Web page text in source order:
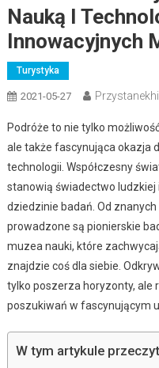
Nauką I
Innowacyjnych
Turystyka
2021-05-27
Podróże to nie tylko
ale także fascynująca okazja
technologii. Współczesny
stanowią świadectwo ludzkiej
dziedzinie badań. Od znanych
prowadzone są pionierskie
muzea nauki, które
znajdzie coś dla siebie.
tylko poszerza horyzonty, ale
poszukiwań w fascynującym
W tym artykule